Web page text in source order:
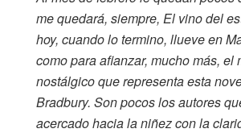
me quedará, siempre, El vino del
hoy, cuando lo termino, llueve en
como para afianzar, mucho más, el
nostálgico que representa esta
Bradbury. Son pocos los autores
acercado hacia la niñez con la